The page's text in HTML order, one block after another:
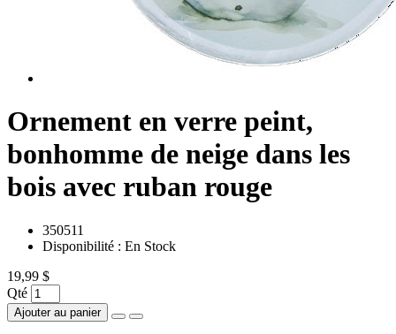
Ornement en verre peint,
bonhomme de neige dans les
bois avec ruban rouge
350511
Disponibilité : En Stock
19,99 $
Qté
Ajouter au panier